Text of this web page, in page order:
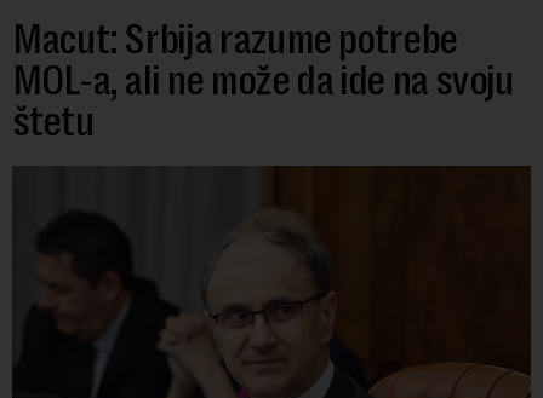
Macut: Srbija razume potrebe
MOL-a, ali ne može da ide na svoju
štetu